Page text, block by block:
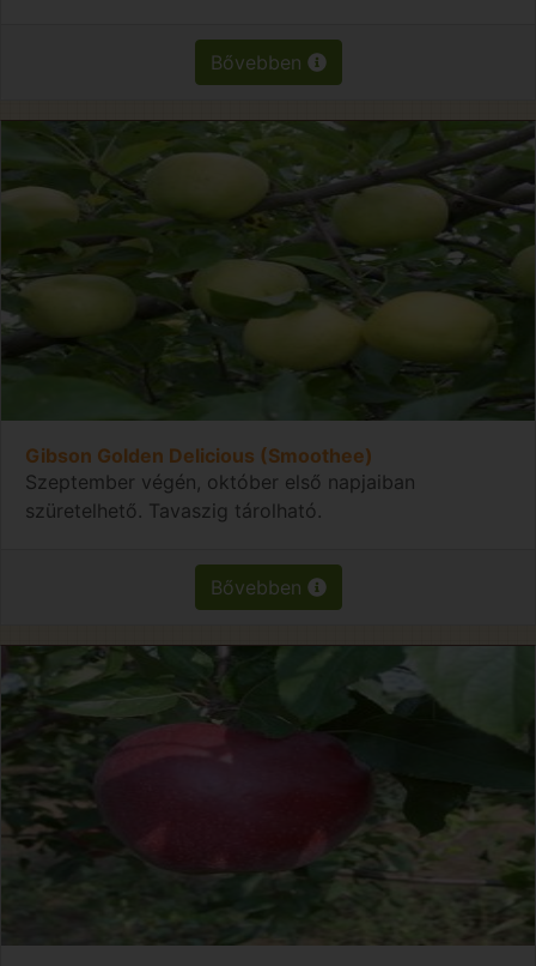
Bővebben
Gibson Golden Delicious (Smoothee)
Szeptember végén, október első napjaiban
szüretelhető. Tavaszig tárolható.
Bővebben